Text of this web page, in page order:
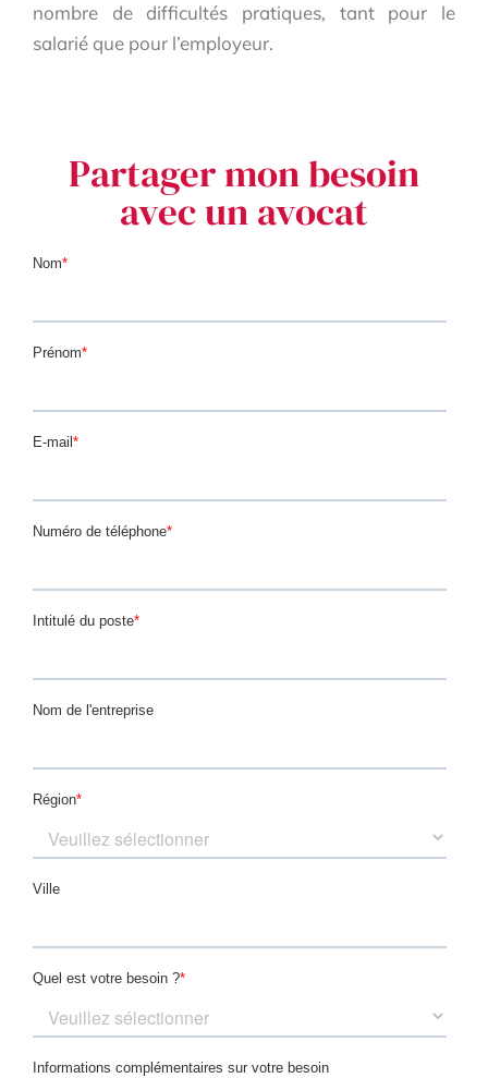
nombre de difficultés pratiques, tant pour le
salarié que pour l’employeur.
Partager mon besoin
avec un avocat